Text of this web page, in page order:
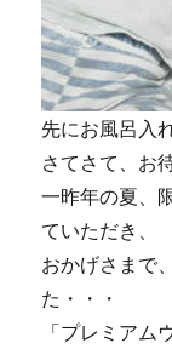
先にお風呂入
さてさて、お
一昨年の夏、
ていただき、
おかげさまで
た・・・
「プレミアム